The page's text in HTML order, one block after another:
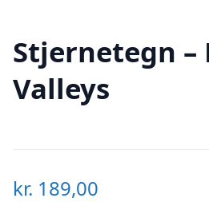
Stjernetegn –
Valleys
kr. 189,00